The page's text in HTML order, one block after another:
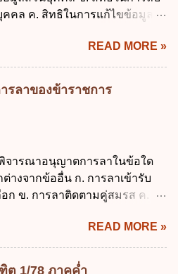
พระราชบัญญัติวิธีการงบ
. 2561 ข. พระราชบัญญัติวินัย
คลัง พ.ศ. 2491 ง. ระเบียบ
คลัง ว่าด้วยการเบิกเงินจากคลัง
ารจ่ายเงิน การเก็บรักษาเงิน และ
แห่งละไม่เกินเท่าใร ก. 100,000
บาท ค. 30,000 บาท ง. 10,000
อกเบี้ยที่เกิดจากการนำเงินทดรอง
คล ค. สิทธิในการแก้ไขข้อมูล
ลผลข้อมูลส่วนบุคคล ข้อ 42 ผู้
ส่วนบุคคลต้องแก้ไขข้อมูลส่วน
กการข้อใด ก. ถูกต้อง เป็น
รองข้อมูลส่วนบุคคล ในกรณีผู้
คลให้ถูกต้อง ก. ร้องทุกข์ ข. ร้อง
รณ์ ง. ฟ้องร้อง ข้อ 44 หลักการ
ธิในการลบข้อมูลส่วนบุคคล คือ
นบุคคล ข. ขอให้ทำลายข้อมูล
. ทำให้ข้อมูลส่วนบุคคลไม่
ถึงตนได้ ง. ถูกทุกข้อ ข้อ 45
READ MORE »
รลาของข้าราชการ
จารณาอนุญาตการลาในข้อใด
างจากข้ออื่น ก. การลาเข้ารับ
อก ข. การลาติดตามคู่สมรส ค.
ย หรือดูงาน ข้อ 12 ข้อใด ไม่ ถูก
การลาไปช่วยเหลือภริยาที่คลอด
เป็นภริยาโดยชอบด้วยกฎหมาย ข.
READ MORE »
ต 1/78 ภาคค่ำ